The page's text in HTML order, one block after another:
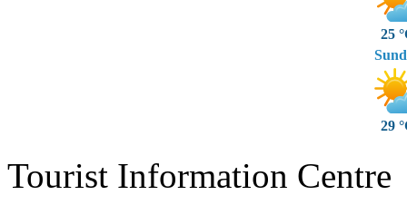
25
29
Tourist Information Centre